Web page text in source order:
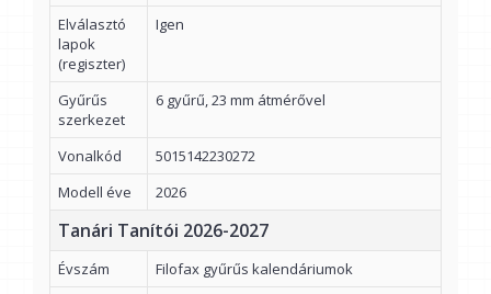
Elválasztó
lapok
(regiszter)
Igen
Gyűrűs
szerkezet
6 gyűrű, 23 mm átmérővel
Vonalkód
5015142230272
Modell éve
2026
Tanári Tanítói 2026-2027
Évszám
Filofax gyűrűs kalendáriumok